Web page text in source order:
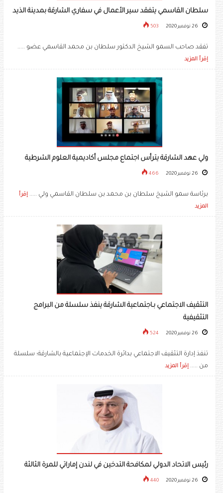
سلطان القاسمي يتفقد سير الأعمال في سفاري الشارقة بمدينة الذيد
503
تفقد صاحب السمو الشيخ الدكتور سلطان بن محمد القاسمي عضو .....
إقرأ المزيد
ولي عهد الشارقة يترأس اجتماع مجلس أكاديمية العلوم الشرطية
466
برئاسة سمو الشيخ سلطان بن محمد بن سلطان القاسمي ولي ..... إقرأ
المزيد
التثقيف الاجتماعي بـاجتماعية الشارقة ينفذ سلسلة من البرامج
التثقيفية
524
تنفذ إدارة التثقيف الاجتماعي بدائرة الخدمات الإجتماعية بالشارقة؛ سلسلة
من ..... إقرأ المزيد
رئيس الاتحاد الدولي لمكافحة التدخين في لندن إماراتي للمرة الثالثة
440